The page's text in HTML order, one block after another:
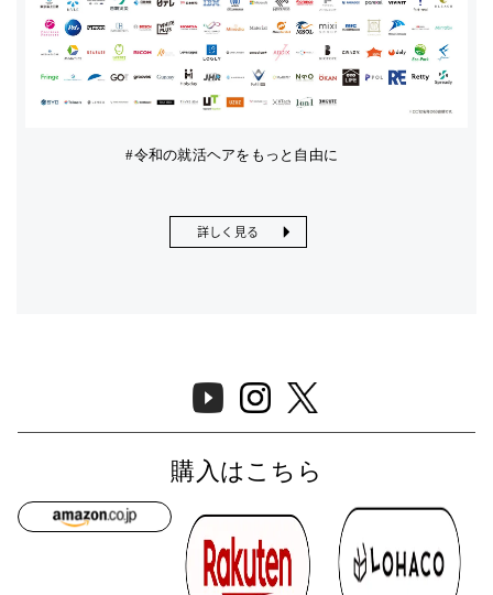
#令和の就活ヘアをもっと自由に
詳しく見る
購入はこちら